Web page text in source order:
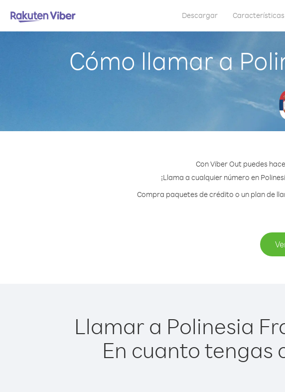
Descargar Características
Cómo llamar a
Con Viber Out puedes
¡Llama a cualquier número en
Compra paquetes de crédito o un plan de
Llamar a Polinesia
En cuanto tengas